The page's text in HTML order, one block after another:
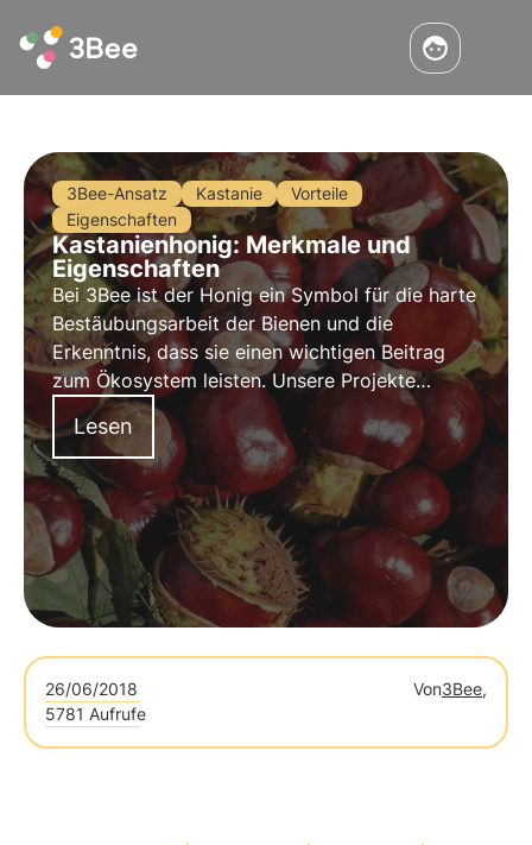
3Bee-Ansatz Kastanie
Vorteile
Eigenschaften
Kastanienhonig: Merkmale und
Eigenschaften
Bei 3Bee ist der Honig ein Symbol für die harte
Bestäubungsarbeit der Bienen und die
Erkenntnis, dass sie einen wichtigen Beitrag
zum Ökosystem leisten. Unsere Projekte
unterstützen die biologische Vielfalt und
sorgen durch unsere Züchter für eine gesunde
Umwelt für Bestäuber.
Lesen
26/06/2018 Von3Bee,
5781 Aufrufe